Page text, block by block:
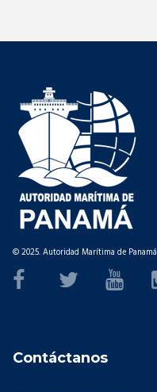
© 2025. Autoridad Marítima de Panamá
Contáctanos